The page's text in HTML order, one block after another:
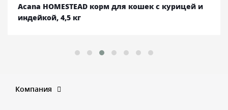
Acana HOMESTEAD корм для кошек с курицей и
индейкой, 4,5 кг
Компания